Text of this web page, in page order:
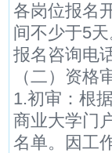
各岗位报名
间不少于5天
报名咨询电
（二）资格
1.初审：根
商业大学门
名单。因工